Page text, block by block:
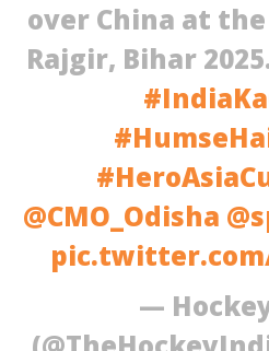
over China at the
Rajgir, Bihar
@CMO_Odisha
—